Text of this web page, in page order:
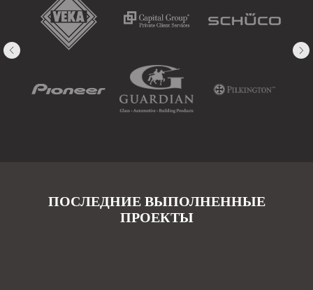
ПОСЛЕДНИЕ ВЫПОЛНЕННЫЕ
ПРОЕКТЫ